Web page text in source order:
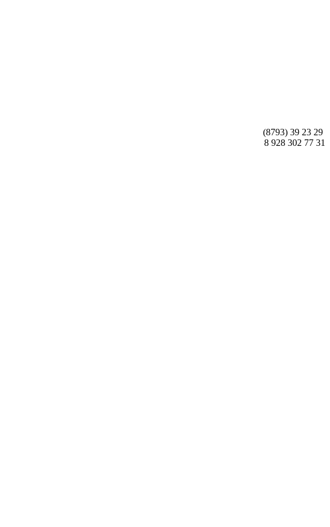
(8793) 39 23 29
8 928 302 77 31